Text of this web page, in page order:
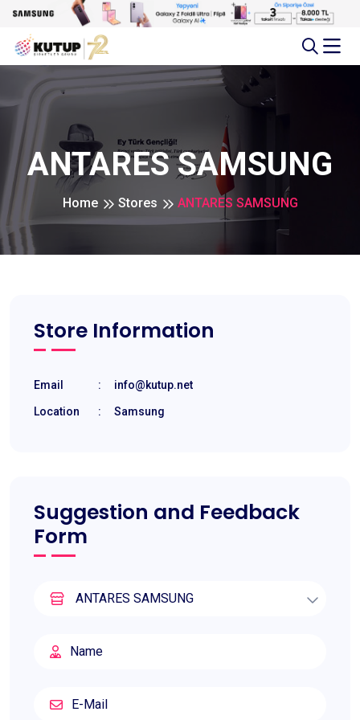
ANTARES SAMSUNG
Home Stores ANTARES SAMSUNG
Store Information
Email : info@kutup.net
Location : Samsung
Suggestion and Feedback
Form